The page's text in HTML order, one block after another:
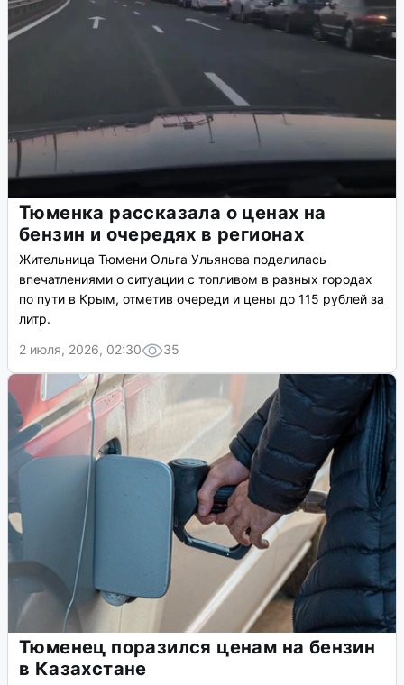
Тюменка рассказала о ценах на
бензин и очередях в регионах
Жительница Тюмени Ольга Ульянова поделилась
впечатлениями о ситуации с топливом в разных городах
по пути в Крым, отметив очереди и цены до 115 рублей за
литр.
2 июля, 2026, 02:30
35
Тюменец поразился ценам на бензин
в Казахстане